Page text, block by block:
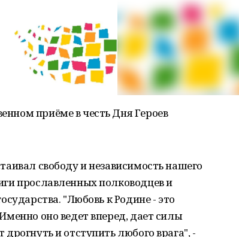
приёме в честь Дня Героев
свободу и независимость нашего
прославленных полководцев и
"Любовь к Родине - это
оно ведет вперед, дает силы
и отступить любого врага", -